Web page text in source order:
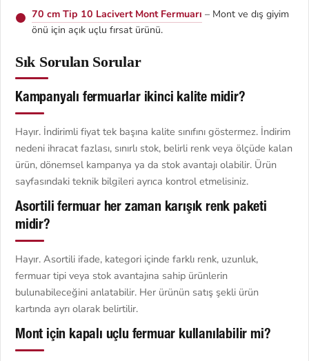
70 cm Tip 10 Lacivert Mont Fermuarı – Mont ve dış giyim
önü için açık uçlu fırsat ürünü.
Sık Sorulan Sorular
Kampanyalı fermuarlar ikinci kalite midir?
Hayır. İndirimli fiyat tek başına kalite sınıfını göstermez. İndirim
nedeni ihracat fazlası, sınırlı stok, belirli renk veya ölçüde kalan
ürün, dönemsel kampanya ya da stok avantajı olabilir. Ürün
sayfasındaki teknik bilgileri ayrıca kontrol etmelisiniz.
Asortili fermuar her zaman karışık renk paketi
midir?
Hayır. Asortili ifade, kategori içinde farklı renk, uzunluk,
fermuar tipi veya stok avantajına sahip ürünlerin
bulunabileceğini anlatabilir. Her ürünün satış şekli ürün
kartında ayrı olarak belirtilir.
Mont için kapalı uçlu fermuar kullanılabilir mi?